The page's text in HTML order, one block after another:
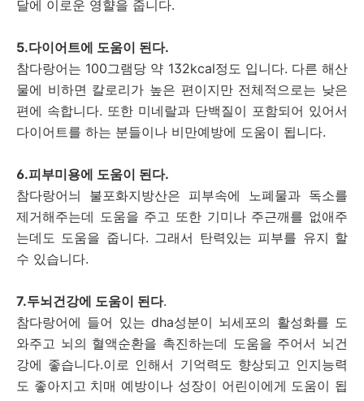
달에 이로운 영햘을 줍니다.
5.다이어트에 도움이 된다.
참다랑어는 100그램당 약 132kcal정도 입니다. 다른 해산
물에 비하면 칼로리가 높은 편이지만 전체적으로는 낮은
편에 속합니다. 또한 미네랄과 단백질이 포함되어 있어서
다이어트를 하는 분들이나 비만예방에 도움이 됩니다.
6.피부미용에 도움이 된다.
참다랑어늬 불포화지방산은 피부속에 노폐물과 독소를
제거해주는데 도움을 주고 또한 기미나 주근깨를 없애주
는데도 도움을 줍니다. 그래서 탄력있는 피부를 유지 할
수 있습니다.
7.두뇌건강에 도움이 된다.
참다랑어에 들어 있는 dha성분이 뇌세포의 활성화를 도
와주고 뇌의 혈액순환을 촉진하는데 도움을 주어서 뇌건
강에 좋습니다.이로 인해서 기억력도 향상되고 인지능력
도 좋아지고 치매 예방이나 성장이 어린이에게 도움이 됩